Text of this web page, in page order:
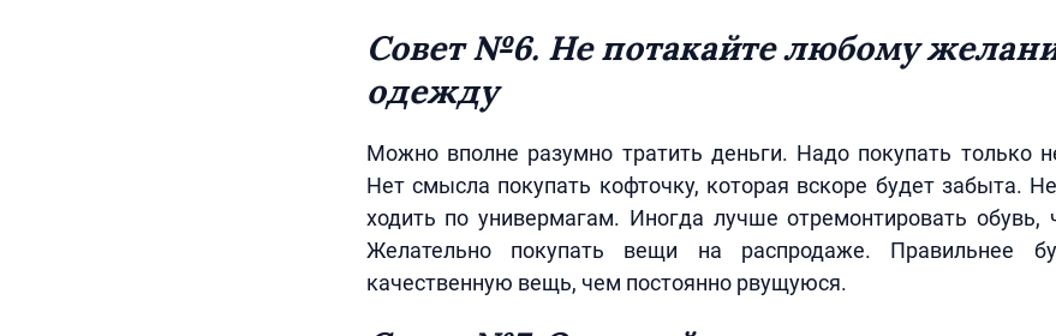
Совет №6. Не потакайте любому
одежду
Можно вполне разумно тратить деньги. Надо покупать только
Нет смысла покупать кофточку, которая вскоре будет забыта.
ходить по универмагам. Иногда лучше отремонтировать обувь,
Желательно покупать вещи на распродаже. Правильнее
качественную вещь, чем постоянно рвущуюся.